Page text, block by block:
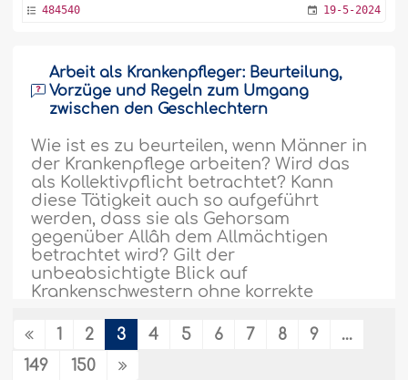
484540 19-5-2024
Arbeit als Krankenpfleger: Beurteilung,
Vorzüge und Regeln zum Umgang
zwischen den Geschlechtern
Wie ist es zu beurteilen, wenn Männer in
der Krankenpflege arbeiten? Wird das
als Kollektivpflicht betrachtet? Kann
diese Tätigkeit auch so aufgeführt
werden, dass sie als Gehorsam
gegenüber Allâh dem Allmächtigen
betrachtet wird? Gilt der
unbeabsichtigte Blick auf
Krankenschwestern ohne korrekte
Weiter
483226
1 2 3 4 5 6 7 8 9
...
149
150